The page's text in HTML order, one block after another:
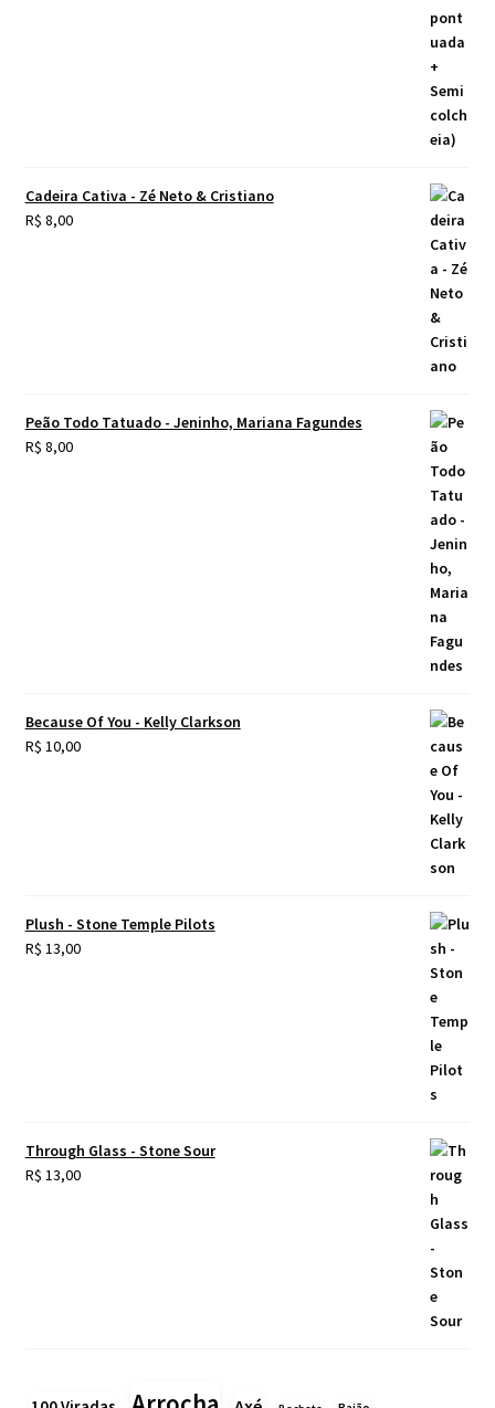
Cadeira Cativa - Zé Neto & Cristiano
R$ 8,00
Peão Todo Tatuado - Jeninho, Mariana Fagundes
R$ 8,00
Because Of You - Kelly Clarkson
R$ 10,00
Plush - Stone Temple Pilots
R$ 13,00
Through Glass - Stone Sour
R$ 13,00